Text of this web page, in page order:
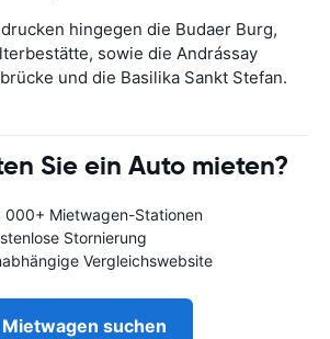
hingegen die Budaer Burg,
sowie die Andrássay
und die Basilika Sankt Stefan.
Sie ein Auto mieten?
000+ Mietwagen-Stationen
Stornierung
Vergleichswebsite
Mietwagen suchen